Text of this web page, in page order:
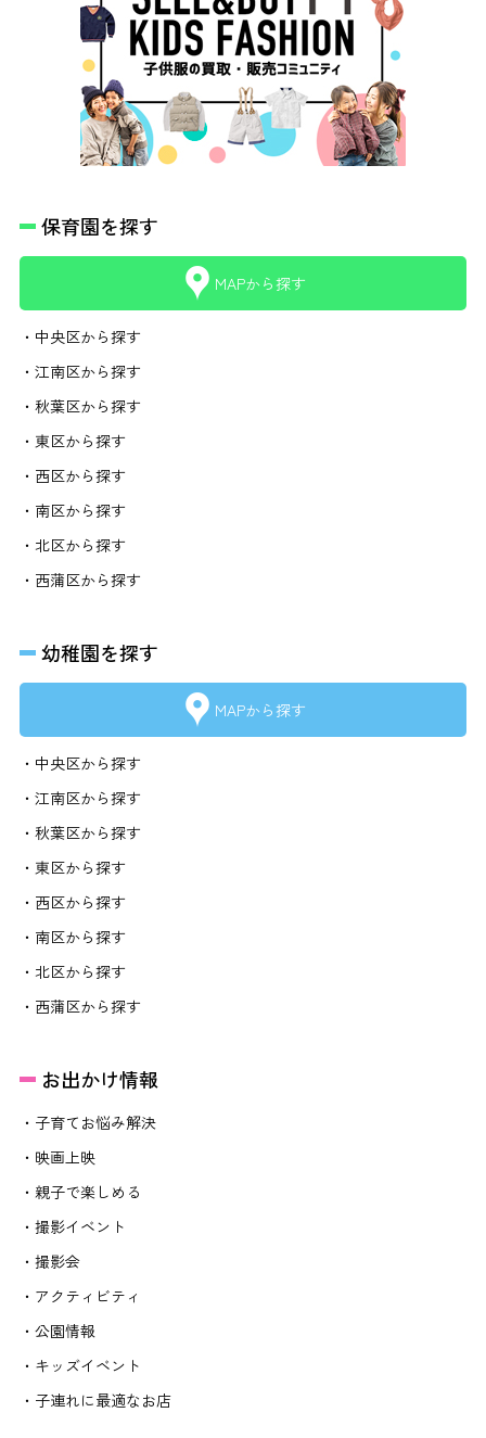
保育園を探す
MAPから探す
・中央区から探す
・江南区から探す
・秋葉区から探す
・東区から探す
・西区から探す
・南区から探す
・北区から探す
・西蒲区から探す
幼稚園を探す
MAPから探す
・中央区から探す
・江南区から探す
・秋葉区から探す
・東区から探す
・西区から探す
・南区から探す
・北区から探す
・西蒲区から探す
お出かけ情報
・子育てお悩み解決
・映画上映
・親子で楽しめる
・撮影イベント
・撮影会
・アクティビティ
・公園情報
・キッズイベント
・子連れに最適なお店